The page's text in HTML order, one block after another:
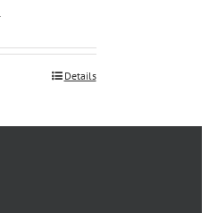
Details